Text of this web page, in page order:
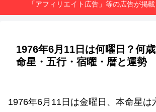
「アフィリエイト広告」等の広告が掲載
1976年6月11日は何曜日？何
命星・五行・宿曜・暦と運勢
1976年6月11日は金曜日、本命星は